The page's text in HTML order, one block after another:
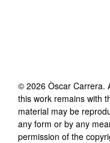
© 2026 Òscar Carrera.
this work remains with
material may be
any form or by any
permission of the